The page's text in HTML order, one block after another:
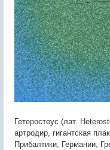
Гетеростеус (лат.
артродир, гигантская
Прибалтики, Германии,